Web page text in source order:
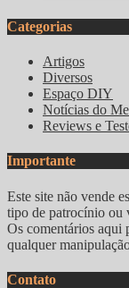
Categorias
Artigos
Diversos
Espaço DIY
Notícias do
Reviews e
Importante
Este site não vende
tipo de patrocínio ou
Os comentários aqui
qualquer
Contato